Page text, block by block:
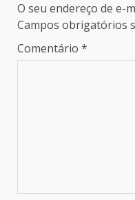
O seu endereço de e-
Campos obrigatórios
Comentário *